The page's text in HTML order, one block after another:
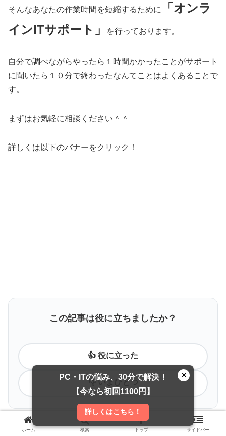
そんなあなたの作業時間を短縮するために
「オンラ
インITサポート」
を行っております。
自分で調べながらやったら１時間かかったことがサポート
に聞いたら１０分で終わったなんてことはよくあることで
す。
まずはお気軽に相談ください＾＾
詳しくは以下のバナーをクリック！
この記事は役に立ちましたか？
👍 役に立った
👎 いまひとつ
×
PC・ITの悩み、30分で解決！
【今なら初回1100円】
詳しくはこちら！
ホーム 検索 トップ サイドバー